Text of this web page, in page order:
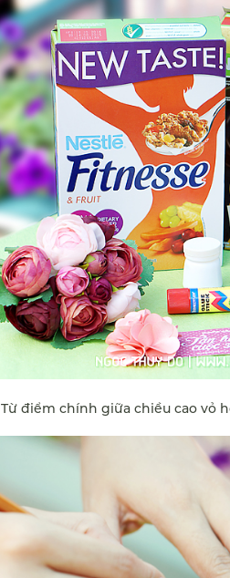
Từ điểm chính giữa chiều cao vỏ